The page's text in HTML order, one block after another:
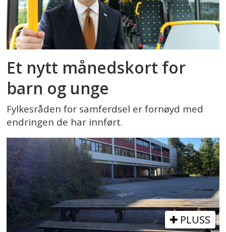
Et nytt månedskort for
barn og unge
Fylkesråden for samferdsel er fornøyd med
endringen de har innført.
PLUSS